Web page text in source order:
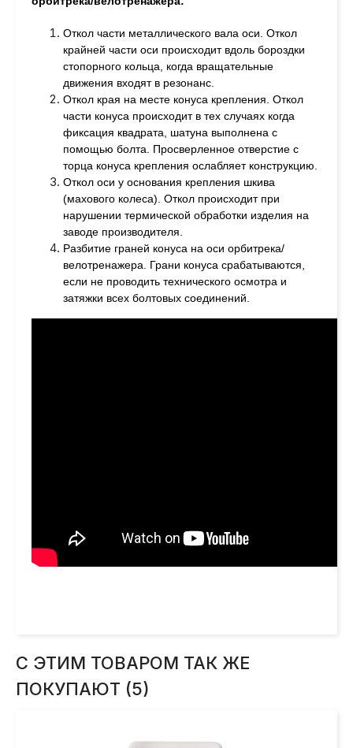
Откол части металлического вала оси. Откол
крайней части оси происходит вдоль бороздки
стопорного кольца, когда вращательные
движения входят в резонанс.
Откол края на месте конуса крепления. Откол
части конуса происходит в тех случаях когда
фиксация квадрата, шатуна выполнена с
помощью болта. Просверленное отверстие с
торца конуса крепления ослабляет конструкцию.
Откол оси у основания крепления шкива
(махового колеса). Откол происходит при
нарушении термической обработки изделия на
заводе производителя.
Разбитие граней конуса на оси орбитрека/
велотренажера. Грани конуса срабатываются,
если не проводить технического осмотра и
затяжки всех болтовых соединений.
С ЭТИМ ТОВАРОМ ТАК ЖЕ
ПОКУПАЮТ (5)